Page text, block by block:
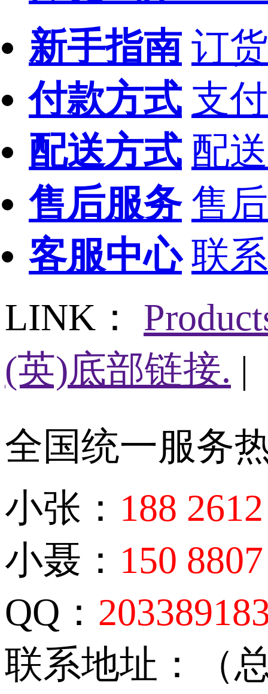
新手指南 订
付款方式 支
配送方式 配
售后服务 售
客服中心 联
LINK：
(英)底部链接. |
全国统一服务
小张： 188
小聂： 150
QQ：
联系地址：（